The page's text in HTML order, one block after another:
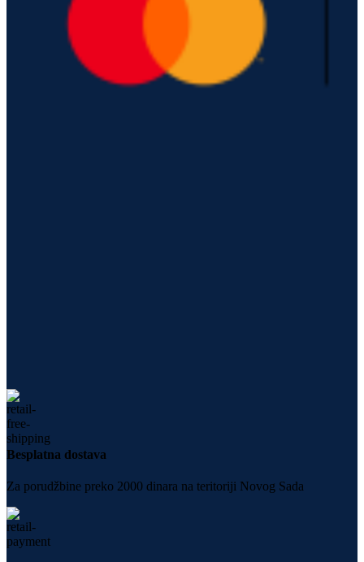
Besplatna dostava
Za porudžbine preko 2000 dinara na teritoriji Novog Sada